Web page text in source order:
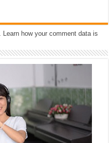
Learn how your comment data is